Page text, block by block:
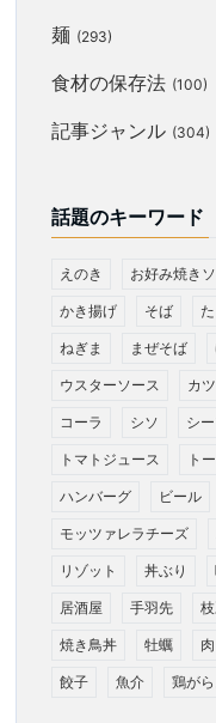
麺 (293)
食材の保存法 (100)
記事ジャンル (304)
話題のキーワード
えのき お好み焼き
かき揚げ そば
ねぎま まぜそば
ウスターソース カ
コーラ シソ シ
トマトジュース ト
ハンバーグ ビール
モッツァレラチーズ
リゾット 丼ぶり
居酒屋 手羽先
焼き鳥丼 牡蠣 肉
餃子 魚介 鶏が